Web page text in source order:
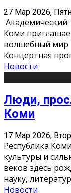
27 Мар 2026,
Академический
Коми
волшебный мир
Концертная
Новости
Люди,
Коми
17 Мар 2026,
Республика
культуры и
веков здесь
науку,
Новости